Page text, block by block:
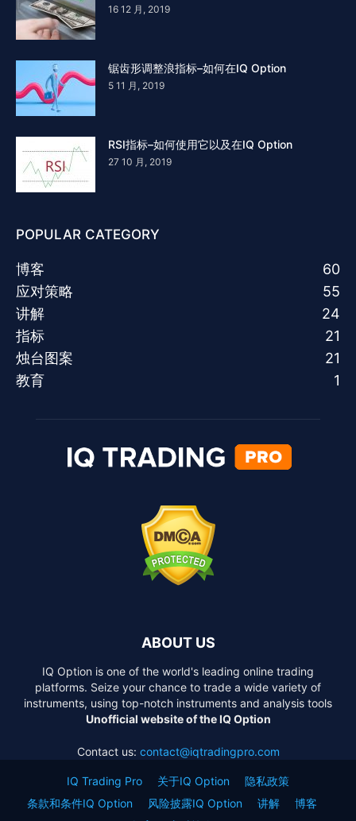
16 12 月, 2019
锯齿形调整浪指标–如何在IQ Option
5 11 月, 2019
RSI指标–如何使用它以及在IQ Option
27 10 月, 2019
POPULAR CATEGORY
博客
60
应对策略
55
讲解
24
指标
21
烛台图案
21
教育
1
ABOUT US
IQ Option is one of the world's leading online trading
platforms. Seize your chance to trade a wide variety of
instruments, using top-notch instruments and analysis tools
Unofficial website of the IQ Option
Contact us: contact@iqtradingpro.com
IQ Trading Pro 关于IQ Option
隐私政策
条款和条件IQ Option
风险披露IQ Option 讲解
博客